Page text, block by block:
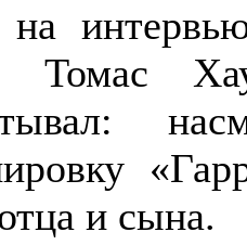
Томас
и сына.